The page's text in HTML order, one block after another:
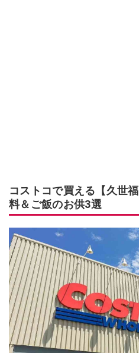
コストコで買える【久世
料＆ご飯のお供3選